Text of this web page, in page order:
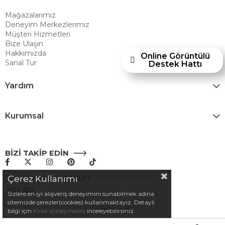
alışveriş deneyimi sunmak ve bu konforu her eve taşımak amacıyla
Türkiye’de faaliyet göstermektedir."
Mağazalarımız
Deneyim Merkezlerimiz
Müşteri Hizmetleri
Bize Ulaşın
Hakkımızda
Sanal Tur
Yardım
Kurumsal
BİZİ TAKİP EDİN
Copyright© 2025 ASHLEY
Online Görüntülü
Destek Hattı
Çerez Kullanımı
Sizlere en iyi alışveriş deneyimini sunabilmek adına
sitemizde çerezler(cookies) kullanmaktayız. Detaylı
bilgi için Kvkk sözleşmesini inceleyebilirsiniz.